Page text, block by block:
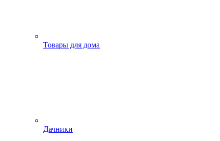
Товары для дома
Дачники